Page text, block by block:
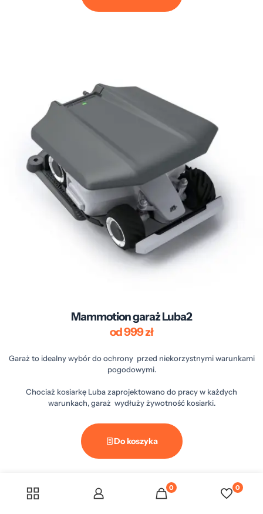
Mammotion garaż Luba2
od 999 zł
Garaż to idealny wybór do ochrony przed niekorzystnymi warunkami
pogodowymi.
Chociaż kosiarkę Luba zaprojektowano do pracy w każdych
warunkach, garaż wydłuży żywotność kosiarki.
Do koszyka
0 0